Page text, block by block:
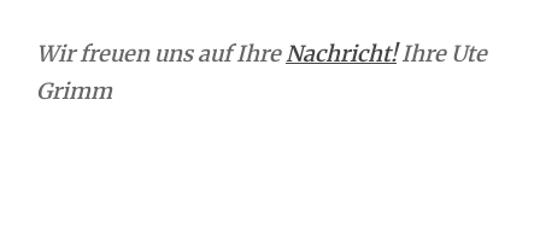
Wir freuen uns auf IhreNachricht!Ihre Ute
Grimm